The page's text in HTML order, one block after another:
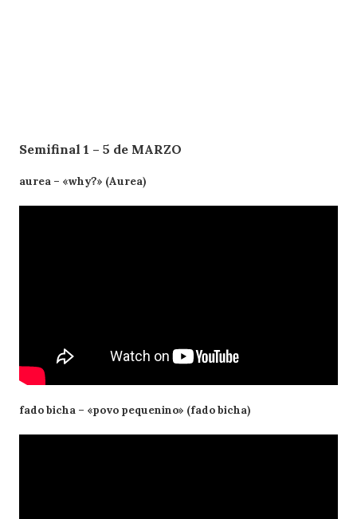
Semifinal 1 – 5 de MARZO
aurea – «why?» (Aurea)
fado bicha – «povo pequenino» (fado bicha)